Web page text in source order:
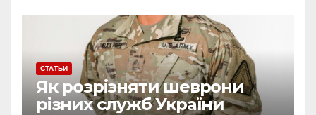
СТАТЬИ
Як розрізняти шеврони
різних служб України